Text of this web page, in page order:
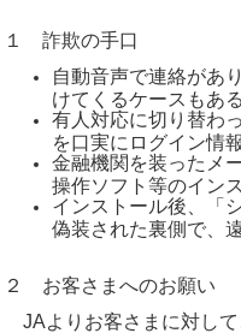
１ 詐欺の手口
自動音声で連絡があ
けてくるケースもあ
有人対応に切り替わ
を口実にログイン情
金融機関を装ったメ
操作ソフト等のイン
インストール後、「
偽装された裏側で、
２ お客さまへのお願い
JAよりお客さまに対して